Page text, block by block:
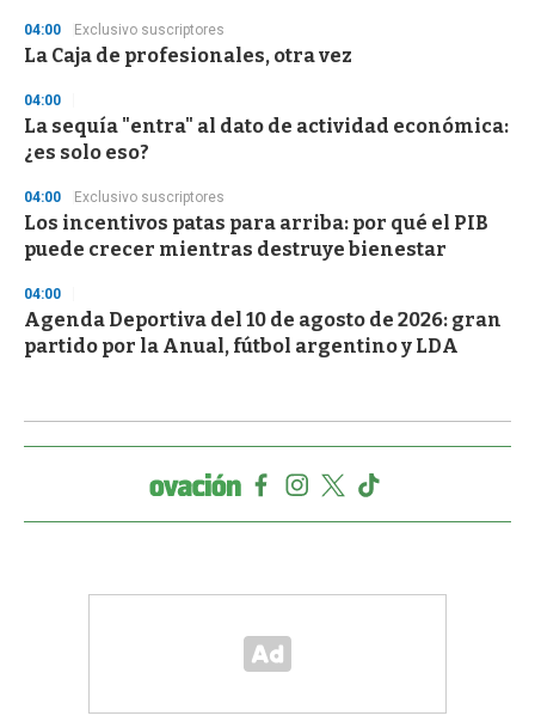
04:00 Exclusivo suscriptores
La Caja de profesionales, otra vez
04:00
La sequía "entra" al dato de actividad económica:
¿es solo eso?
04:00 Exclusivo suscriptores
Los incentivos patas para arriba: por qué el PIB
puede crecer mientras destruye bienestar
04:00
Agenda Deportiva del 10 de agosto de 2026: gran
partido por la Anual, fútbol argentino y LDA